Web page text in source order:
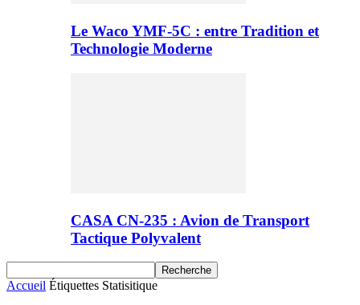
Le Waco YMF-5C : entre Tradition et
Technologie Moderne
CASA CN-235 : Avion de Transport
Tactique Polyvalent
Accueil Étiquettes Statisitique